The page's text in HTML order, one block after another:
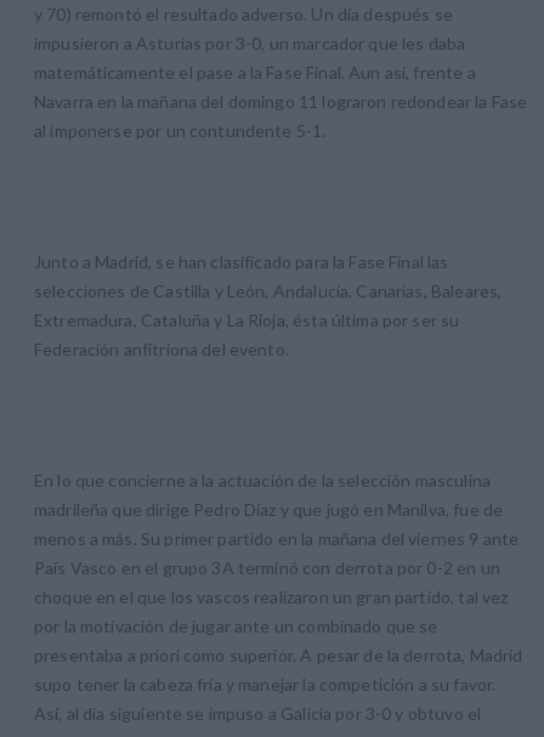
y 70) remontó el resultado adverso. Un día después se
impusieron a Asturias por 3-0, un marcador que les daba
matemáticamente el pase a la Fase Final. Aun así, frente a
Navarra en la mañana del domingo 11 lograron redondear la Fase
al imponerse por un contundente 5-1.
Junto a Madrid, se han clasificado para la Fase Final las
selecciones de Castilla y León, Andalucía, Canarias, Baleares,
Extremadura, Cataluña y La Rioja, ésta última por ser su
Federación anfitriona del evento.
En lo que concierne a la actuación de la selección masculina
madrileña que dirige Pedro Díaz y que jugó en Manilva, fue de
menos a más. Su primer partido en la mañana del viernes 9 ante
País Vasco en el grupo 3A terminó con derrota por 0-2 en un
choque en el que los vascos realizaron un gran partido, tal vez
por la motivación de jugar ante un combinado que se
presentaba a priori como superior. A pesar de la derrota, Madrid
supo tener la cabeza fría y manejar la competición a su favor.
Así, al día siguiente se impuso a Galicia por 3-0 y obtuvo el